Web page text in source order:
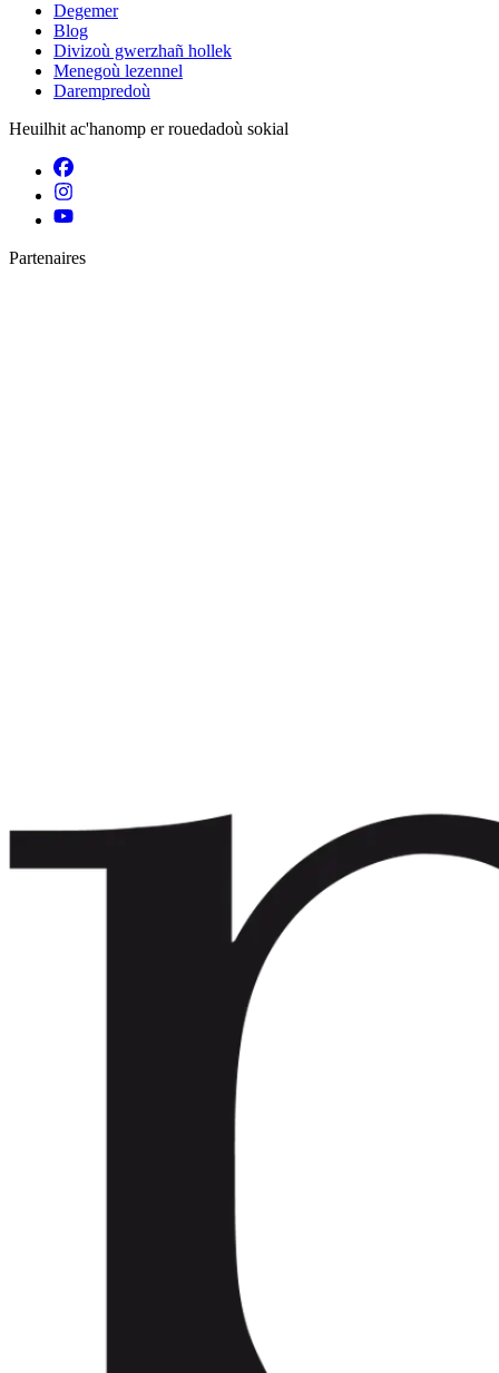
Degemer
Blog
Divizoù gwerzhañ hollek
Menegoù lezennel
Darempredoù
Heuilhit ac'hanomp er rouedadoù sokial
Partenaires